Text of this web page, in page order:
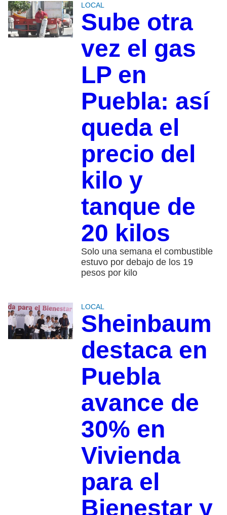
LOCAL
Sube otra
vez el gas
LP en
Puebla: así
queda el
precio del
kilo y
tanque de
20 kilos
Solo una semana el combustible
estuvo por debajo de los 19
pesos por kilo
LOCAL
Sheinbaum
destaca en
Puebla
avance de
30% en
Vivienda
para el
Bienestar y